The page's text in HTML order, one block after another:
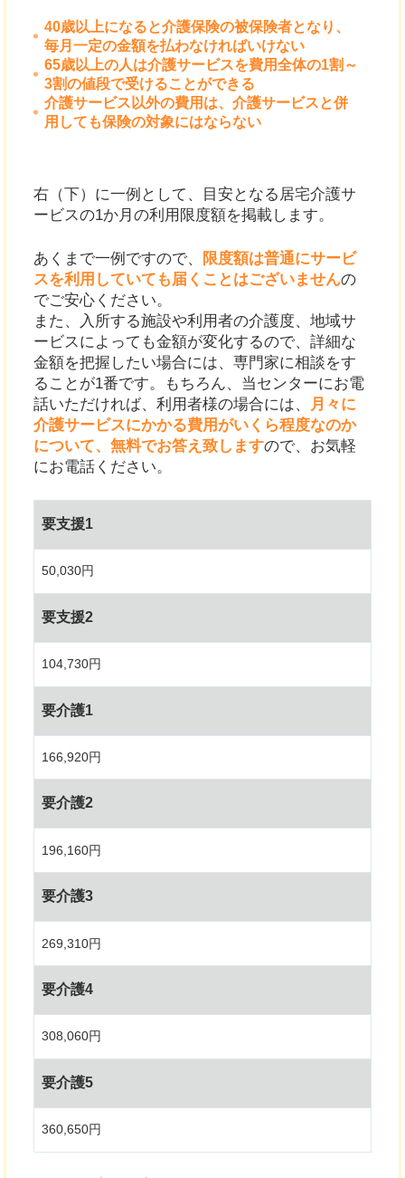
40歳以上になると介護保険の被保険者となり、
毎月一定の金額を払わなければいけない
65歳以上の人は介護サービスを費用全体の1割～
3割の値段で受けることができる
介護サービス以外の費用は、介護サービスと併
用しても保険の対象にはならない
右（下）に一例として、目安となる居宅介護サ
ービスの1か月の利用限度額を掲載します。
あくまで一例ですので、
限度額は普通にサービ
スを利用していても届くことはございませんの
でご安心ください。
また、入所する施設や利用者の介護度、地域サ
ービスによっても金額が変化するので、詳細な
金額を把握したい場合には、専門家に相談をす
ることが1番です。もちろん、当センターにお電
話いただければ、利用者様の場合には、 月々に
介護サービスにかかる費用がいくら程度なのか
について、無料でお答え致しますので、お気軽
にお電話ください。
要支援1
50,030円
要支援2
104,730円
要介護1
166,920円
要介護2
196,160円
要介護3
269,310円
要介護4
308,060円
要介護5
360,650円